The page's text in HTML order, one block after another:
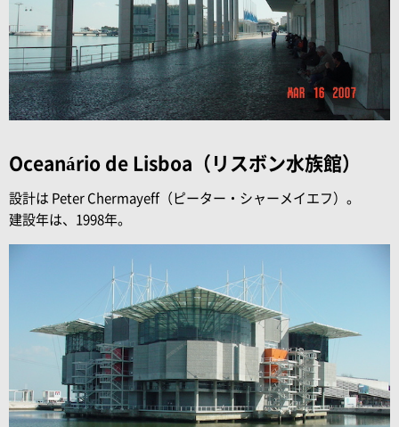
Oceanário de Lisboa（リスボン水族館）
設計は Peter Chermayeff（ピーター・シャーメイエフ）。
建設年は、1998年。